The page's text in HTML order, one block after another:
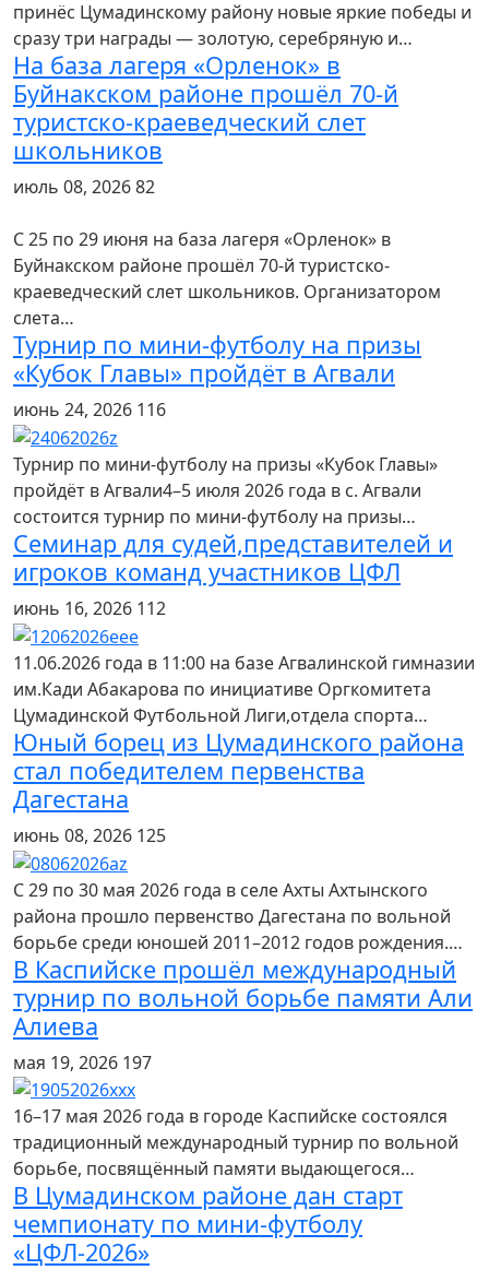
принёс Цумадинскому району новые яркие победы и
сразу три награды — золотую, серебряную и…
На база лагеря «Орленок» в
Буйнакском районе прошёл 70-й
туристско-краеведческий слет
школьников
июль 08, 202682
С 25 по 29 июня на база лагеря «Орленок» в
Буйнакском районе прошёл 70-й туристско-
краеведческий слет школьников. Организатором
слета…
Турнир по мини-футболу на призы
«Кубок Главы» пройдёт в Агвали
июнь 24, 2026 116
Турнир по мини-футболу на призы «Кубок Главы»
пройдёт в Агвали4–5 июля 2026 года в с. Агвали
состоится турнир по мини-футболу на призы…
Семинар для судей,представителей и
игроков команд участников ЦФЛ
июнь 16, 2026 112
11.06.2026 года в 11:00 на базе Агвалинской гимназии
им.Кади Абакарова по инициативе Оргкомитета
Цумадинской Футбольной Лиги,отдела спорта…
Юный борец из Цумадинского района
стал победителем первенства
Дагестана
июнь 08, 2026 125
С 29 по 30 мая 2026 года в селе Ахты Ахтынского
района прошло первенство Дагестана по вольной
борьбе среди юношей 2011–2012 годов рождения.…
В Каспийске прошёл международный
турнир по вольной борьбе памяти Али
Алиева
мая 19, 2026 197
16–17 мая 2026 года в городе Каспийске состоялся
традиционный международный турнир по вольной
борьбе, посвящённый памяти выдающегося…
В Цумадинском районе дан старт
чемпионату по мини-футболу
«ЦФЛ-2026»